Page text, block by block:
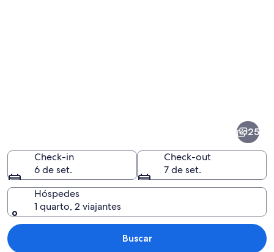
Um abrigo de autocarro moderno
25
Check-in
6 de set.
Check-out
7 de set.
Hóspedes
1 quarto, 2 viajantes
Buscar